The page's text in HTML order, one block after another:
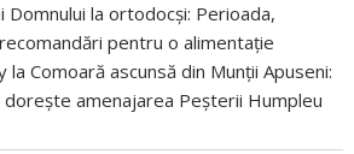
Domnului la ortodocși: Perioada,
pentru o alimentație
laComoară ascunsă din Munții Apuseni:
dorește amenajarea Peșterii Humpleu